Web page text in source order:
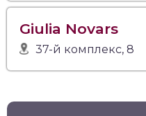
Giulia Novars
37-й комплекс, 8